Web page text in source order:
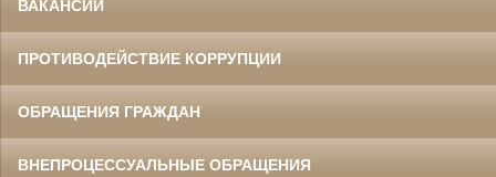
ВАКАНСИИ
ПРОТИВОДЕЙСТВИЕ КОРРУПЦИИ
ОБРАЩЕНИЯ ГРАЖДАН
ВНЕПРОЦЕССУАЛЬНЫЕ ОБРАЩЕНИЯ